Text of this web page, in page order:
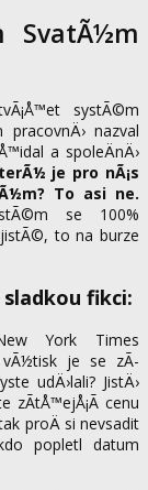
SvatÃ½m
systÃ©m
nazval
a spoleÄnÄ›
je pro nÃ¡s
To asi ne.
se 100%
jistÃ©, to na burze
fikci:
York Times
vÃ½tisk je se zÃ­
udÄ›lali? JistÄ›
zÃ­tÅ™ejÅ¡Ã­ cenu
proÄ si nevsadit
popletl datum